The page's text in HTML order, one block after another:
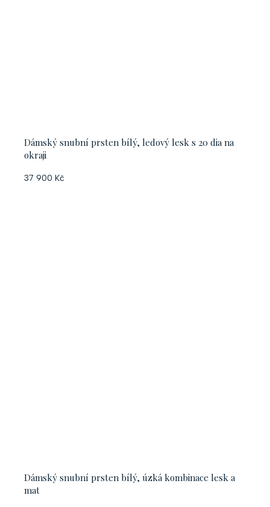
Dámský snubní prsten bílý, ledový lesk s 20 dia na
okraji
37 900 Kč
Dámský snubní prsten bílý, úzká kombinace lesk a
mat